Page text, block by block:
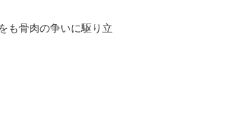
も骨肉の争いに駆り立